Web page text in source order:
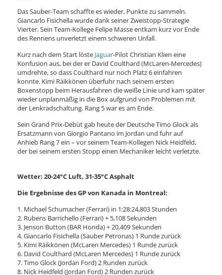
Das Sauber-Team schaffte es wieder, Punkte zu sammeln.
Giancarlo Fisichella wurde dank seiner Zweistopp-Strategie
Vierter. Sein Team-Kollege Felipe Masse entkam kurz vor Ende
des Rennens unverletzt einem schweren Unfall.
Kurz nach dem Start löste Jaguar-Pilot Christian Klien eine
Konfusion aus, bei der er David Coulthard (McLaren-Mercedes)
umdrehte, so dass Coulthard nur noch Platz 6 einfahren
konnte. Kimi Räikkönen überfuhr nach seinem ersten
Boxenstopp beim Herausfahren die weiße Linie und kam später
wieder unplanmäßig in die Box aufgrund von Problemen mit
der Lenkradschaltung. Rang 5 war es am Ende.
Sein Grand Prix-Debüt gab heute der Deutsche Timo Glock als
Ersatzmann von Giorgio Pantano im Jordan und fuhr auf
Anhieb Rang 7 ein – vor seinem Team-Kollegen Nick Heidfeld,
der bei seinem ersten Stopp einen Mechaniker leicht verletzte.
Wetter: 20-24°C Luft, 31-35°C Asphalt
Die Ergebnisse des GP von Kanada in Montreal:
1. Michael Schumacher (Ferrari) in 1:28:24,803 Stunden
2. Rubens Barrichello (Ferrari) + 5,108 Sekunden
3. Jenson Button (BAR Honda) + 20,409 Sekunden
4. Giancarlo Fisichella (Sauber Petronas) 1 Runde zurück
5. Kimi Räikkönen (McLaren Mercedes) 1 Runde zurück
6. David Coulthard (McLaren Mercedes) 1 Runde zurück
7. Timo Glock (Jordan Ford) 2 Runden zurück
8. Nick Heidfeld (Jordan Ford) 2 Runden zurück